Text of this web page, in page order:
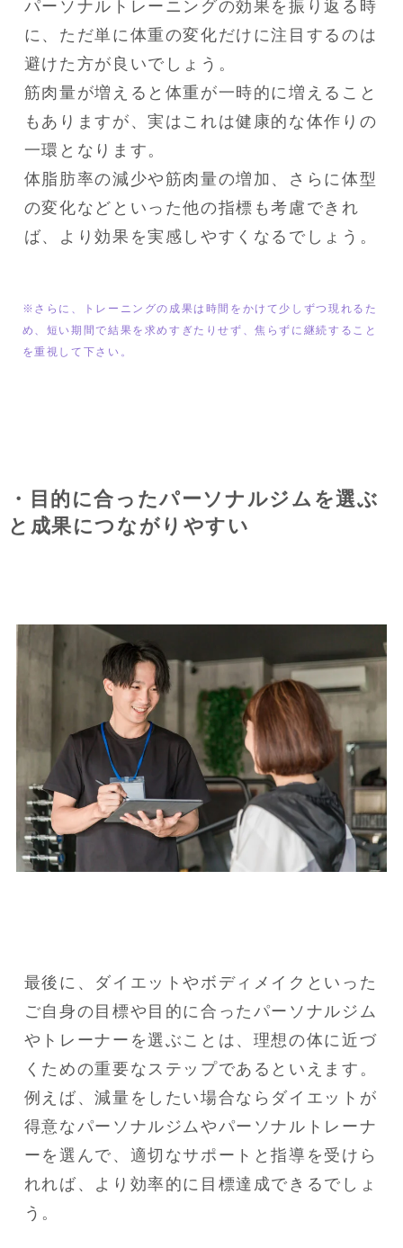
パーソナルトレーニングの効果を振り返る時
に、ただ単に体重の変化だけに注目するのは
避けた方が良いでしょう。
筋肉量が増えると体重が一時的に増えること
もありますが、実はこれは健康的な体作りの
一環となります。
体脂肪率の減少や筋肉量の増加、さらに体型
の変化などといった他の指標も考慮できれ
ば、より効果を実感しやすくなるでしょう。
※さらに、トレーニングの成果は時間をかけて少しずつ現れるた
め、短い期間で結果を求めすぎたりせず、焦らずに継続すること
を重視して下さい。
・目的に合ったパーソナルジムを選ぶ
と成果につながりやすい
最後に、ダイエットやボディメイクといった
ご自身の目標や目的に合ったパーソナルジム
やトレーナーを選ぶことは、理想の体に近づ
くための重要なステップであるといえます。
例えば、減量をしたい場合ならダイエットが
得意なパーソナルジムやパーソナルトレーナ
ーを選んで、適切なサポートと指導を受けら
れれば、より効率的に目標達成できるでしょ
う。